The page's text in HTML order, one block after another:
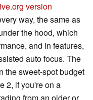
version
way, the same as
the hood, which
and in features,
auto focus. The
the sweet-spot budget
2, if you're on a